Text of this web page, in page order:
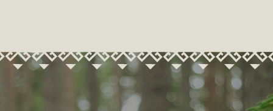
ДЛЯ КРАСОТЫ И